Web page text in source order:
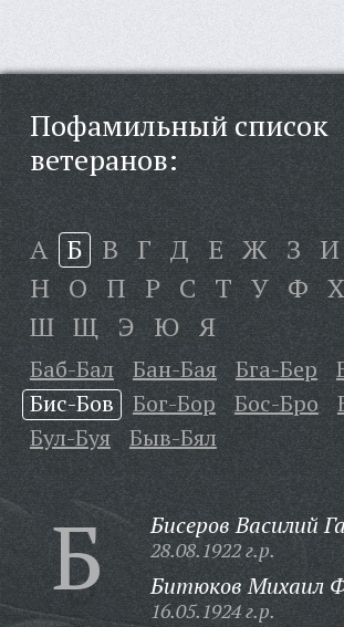
Пофамильный список
ветеранов:
А Б В Г Д Е Ж З И
Н О П Р С Т У Ф Х
Ш Щ Э Ю Я
Баб-Бал Бан-Бая Бга-Бер
Бис-Бов
Бог-Бор Бос-Бро
Бул-Буя
Быв-Бял
Б Бисеров Василий
28.08.1922 г.р.
Битюков Михаил
16.05.1924 г.р.